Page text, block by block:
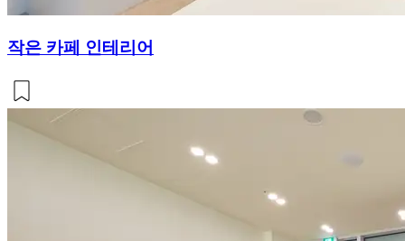
작은 카페 인테리어